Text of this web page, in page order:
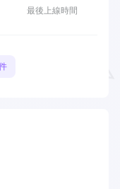
最後上線時間